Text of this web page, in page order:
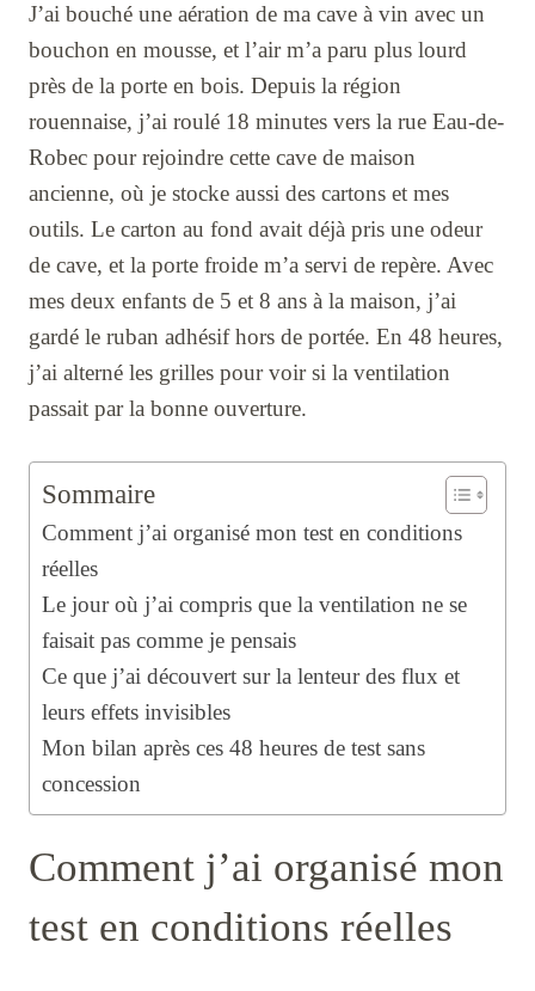
J’ai bouché une aération de ma cave à vin avec un
bouchon en mousse, et l’air m’a paru plus lourd
près de la porte en bois. Depuis la région
rouennaise, j’ai roulé 18 minutes vers la rue Eau-de-
Robec pour rejoindre cette cave de maison
ancienne, où je stocke aussi des cartons et mes
outils. Le carton au fond avait déjà pris une odeur
de cave, et la porte froide m’a servi de repère. Avec
mes deux enfants de 5 et 8 ans à la maison, j’ai
gardé le ruban adhésif hors de portée. En 48 heures,
j’ai alterné les grilles pour voir si la ventilation
passait par la bonne ouverture.
Sommaire
Comment j’ai organisé mon test en conditions
réelles
Le jour où j’ai compris que la ventilation ne se
faisait pas comme je pensais
Ce que j’ai découvert sur la lenteur des flux et
leurs effets invisibles
Mon bilan après ces 48 heures de test sans
concession
Comment j’ai organisé mon
test en conditions réelles